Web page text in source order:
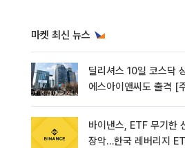
마켓 최신 뉴스
딜리셔스 10일 코스닥
에스아이앤씨도 출격 [
바이낸스, ETF 무기한
장악…한국 레버리지